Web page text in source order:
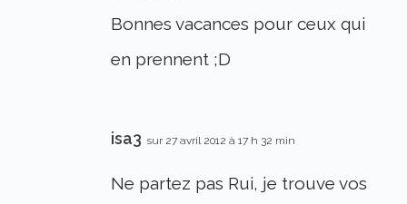
Bonnes vacances pour ceux qui
en prennent ;D
isa3 sur 27 avril 2012 à 17 h 32 min
Ne partez pas Rui, je trouve vos